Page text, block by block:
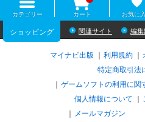
カテゴリー カート お気に
ショッピング 関連サイト 編集
マイナビ出版 利用規約
特定商取引法
ゲームソフトの利用に関
個人情報について
メールマガジン